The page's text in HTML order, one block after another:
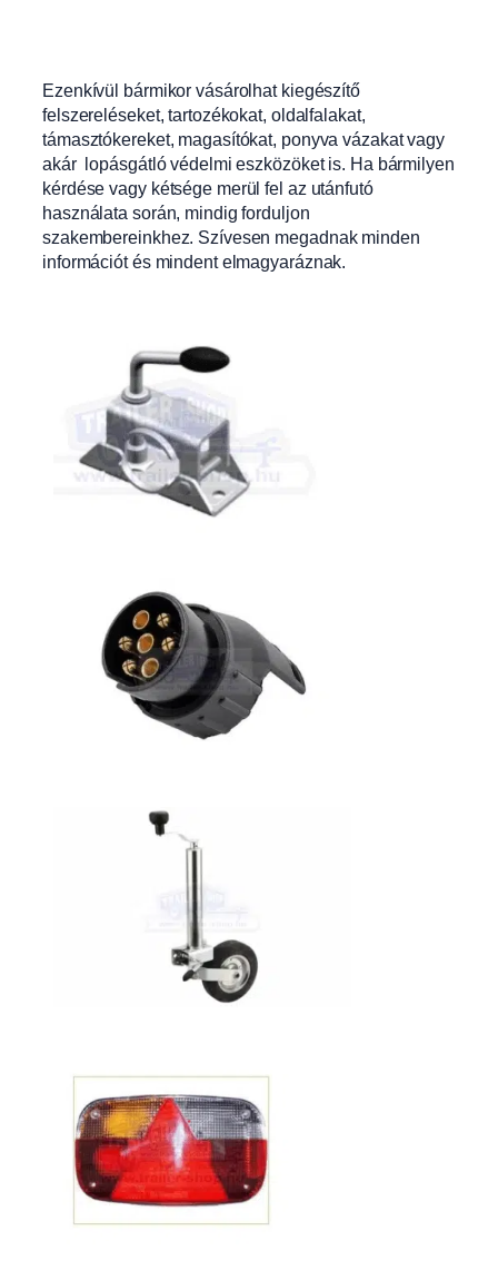
Ezenkívül bármikor vásárolhat kiegészítő
felszereléseket, tartozékokat, oldalfalakat,
támasztókereket, magasítókat, ponyva vázakat vagy
akár lopásgátló védelmi eszközöket is. Ha bármilyen
kérdése vagy kétsége merül fel az utánfutó
használata során, mindig forduljon
szakembereinkhez. Szívesen megadnak minden
információt és mindent elmagyaráznak.